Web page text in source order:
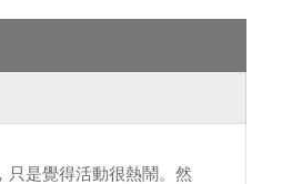
只是覺得活動很熱鬧。然